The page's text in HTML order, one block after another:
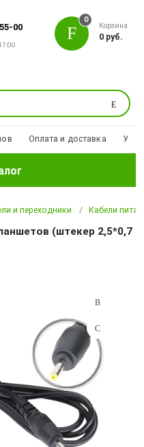
00
Поиск
0
Корзина
0 руб.
Оплата и доставка
и переходники Кабели
(штекер 2,5*0,7